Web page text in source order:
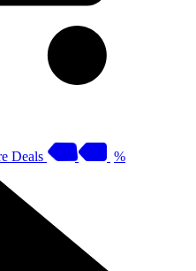
Deals %